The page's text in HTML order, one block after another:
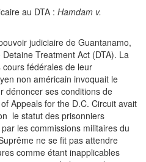
au DTA : Hamdam v.
judiciaire de Guantanamo,
Treatment Act (DTA). La
fédérales de leur
non américain invoquait le
dénoncer ses conditions de
Appeals for the D.C. Circuit avait
le statut des prisonniers
les commissions militaires du
ne se fit pas attendre
comme étant inapplicables